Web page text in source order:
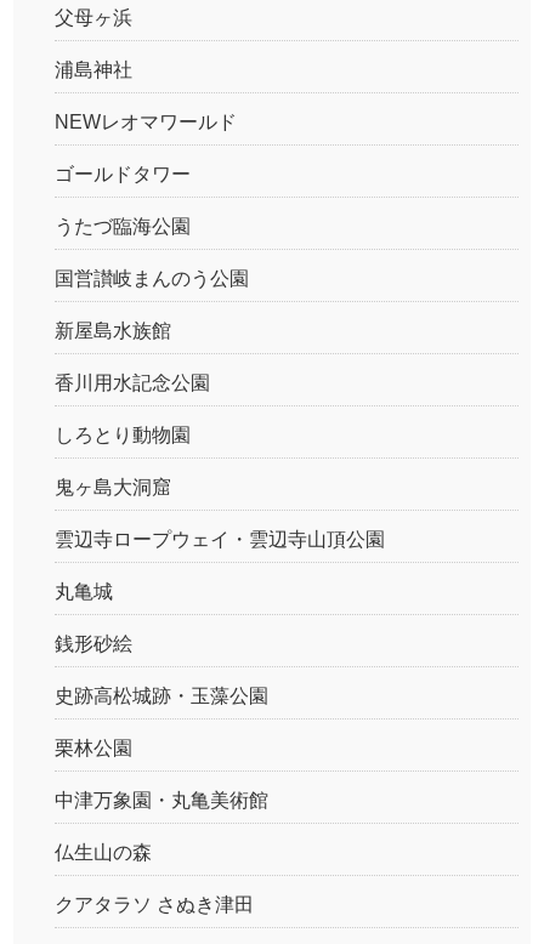
父母ヶ浜
浦島神社
NEWレオマワールド
ゴールドタワー
うたづ臨海公園
国営讃岐まんのう公園
新屋島水族館
香川用水記念公園
しろとり動物園
鬼ヶ島大洞窟
雲辺寺ロープウェイ・雲辺寺山頂公園
丸亀城
銭形砂絵
史跡高松城跡・玉藻公園
栗林公園
中津万象園・丸亀美術館
仏生山の森
クアタラソ さぬき津田